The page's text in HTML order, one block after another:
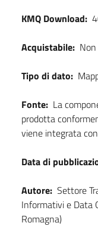
KMQ Download:
Acquistabile:
Tipo di dato:
Fonte: La
prodotta
viene integrata
Data di
Autore: Settore
Informativi e Data
Romagna)